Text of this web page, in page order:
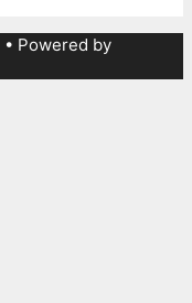
• Powered by